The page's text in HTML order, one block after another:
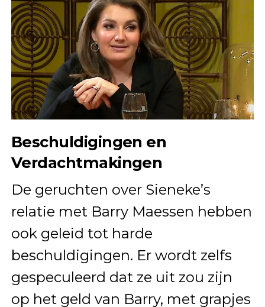
Beschuldigingen en
Verdachtmakingen
De geruchten over Sieneke’s
relatie met Barry Maessen hebben
ook geleid tot harde
beschuldigingen. Er wordt zelfs
gespeculeerd dat ze uit zou zijn
op het geld van Barry, met grapjes